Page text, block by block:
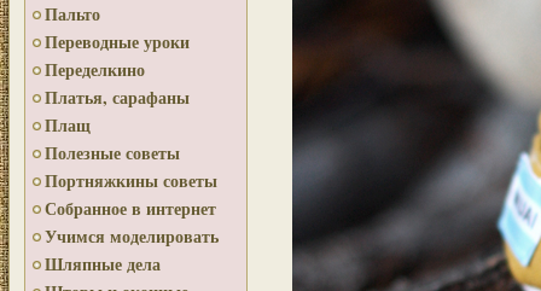
Пальто
Переводные уроки
Переделкино
Платья, сарафаны
Плащ
Полезные советы
Портняжкины советы
Собранное в интернет
Учимся моделировать
Шляпные дела